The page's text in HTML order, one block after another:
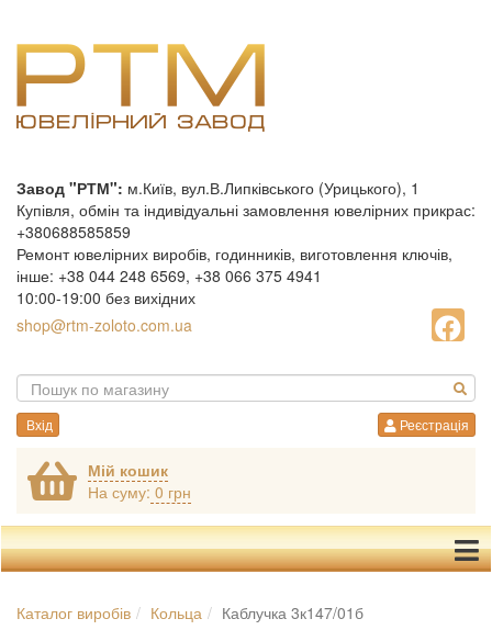
Завод "РТМ": м.Київ, вул.В.Липківського (Урицького), 1
Купівля, обмін та індивідуальні замовлення ювелірних прикрас:
+380688585859
Ремонт ювелірних виробів, годинників, виготовлення ключів,
інше: +38 044 248 6569, +38 066 375 4941
10:00-19:00 без вихідних
shop@rtm-zoloto.com.ua
Вхід Реєстрація
Мій кошик
На суму: 0 грн
Каталог виробів Кольца Каблучка 3к147/01б